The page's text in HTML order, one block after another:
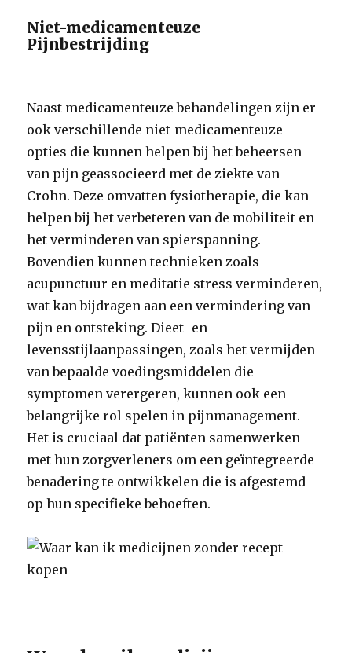
Niet-medicamenteuze
Pijnbestrijding
Naast medicamenteuze behandelingen zijn er
ook verschillende niet-medicamenteuze
opties die kunnen helpen bij het beheersen
van pijn geassocieerd met de ziekte van
Crohn. Deze omvatten fysiotherapie, die kan
helpen bij het verbeteren van de mobiliteit en
het verminderen van spierspanning.
Bovendien kunnen technieken zoals
acupunctuur en meditatie stress verminderen,
wat kan bijdragen aan een vermindering van
pijn en ontsteking. Dieet- en
levensstijlaanpassingen, zoals het vermijden
van bepaalde voedingsmiddelen die
symptomen verergeren, kunnen ook een
belangrijke rol spelen in pijnmanagement.
Het is cruciaal dat patiënten samenwerken
met hun zorgverleners om een geïntegreerde
benadering te ontwikkelen die is afgestemd
op hun specifieke behoeften.